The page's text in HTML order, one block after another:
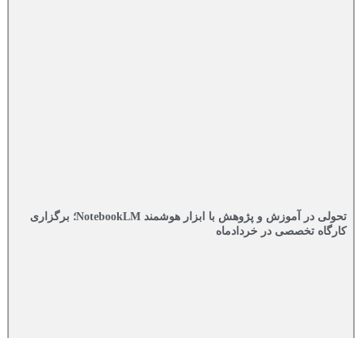
تحولی در آموزش و پژوهش با ابزار هوشمند NotebookLM؛ برگزاری
کارگاه تخصصی در خردادماه